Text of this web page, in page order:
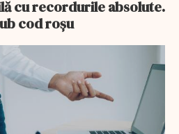
cu recordurile absolute.
cod roșu